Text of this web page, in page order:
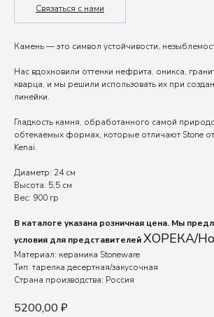
5200,00 ₽
Связаться с нами
Камень — это символ устойчивости,
Нас вдохновили оттенки нефрита, оникса,
кварца, и мы решили использовать их при
линейки.
Гладкость камня, обработанного самой
обтекаемых формах, которые отличают Stone
Kenai.
Диаметр: 24 см
Высота: 5,5 см
Вес: 900 гр
В каталоге указана розничная цена. Мы
условия для представителейХОРЕКА/
Материал: керамика Stoneware
Тип: тарелка десертная/закусочная
Страна производства: Россия